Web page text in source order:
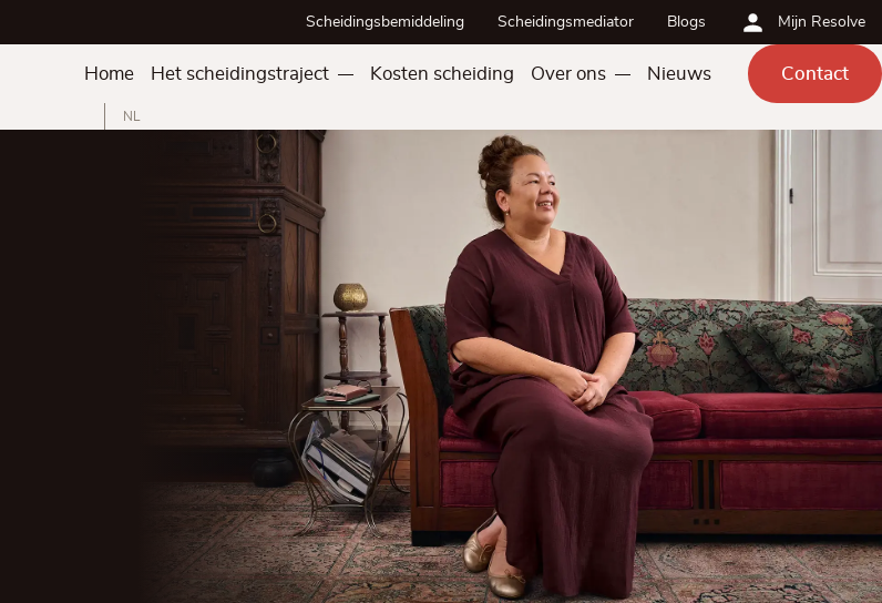
Scheidingsbemiddeling Scheidingsmediator Blogs Mijn Resolve
Home Het scheidingstraject Kosten scheiding Over ons Nieuws Contact
NL